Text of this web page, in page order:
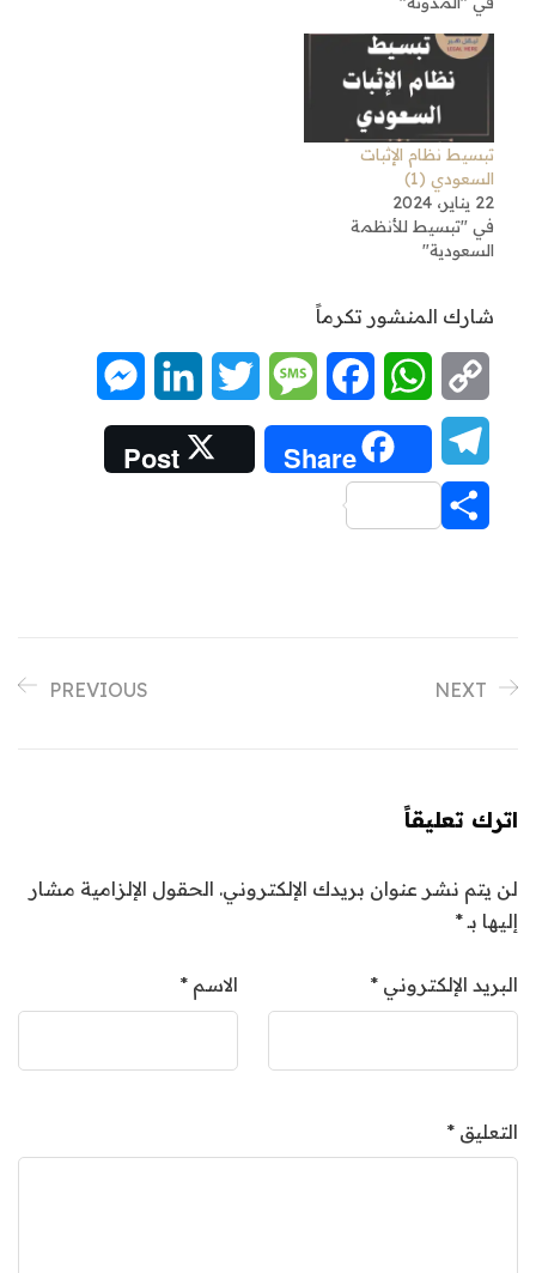
تبسيط نظام الإثبات
السعودي (1)
22 يناير، 2024
في "تبسيط للأنظمة
السعودية"
شارك المنشور تكرماً
Copy
Link
WhatsApp
Facebook
Message
Twitter
LinkedIn
Telegram
Share
Post
PREVIOUS NEXT
اترك تعليقاً
لن يتم نشر عنوان بريدك الإلكتروني. الحقول الإلزامية مشار
إليها بـ*
الاسم * البريد الإلكتروني *
التعليق *